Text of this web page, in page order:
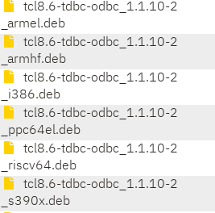
tcl8.6-tdbc-odbc_1.1.10-2
_armel.deb
tcl8.6-tdbc-odbc_1.1.10-2
_armhf.deb
tcl8.6-tdbc-odbc_1.1.10-2
_i386.deb
tcl8.6-tdbc-odbc_1.1.10-2
_ppc64el.deb
tcl8.6-tdbc-odbc_1.1.10-2
_riscv64.deb
tcl8.6-tdbc-odbc_1.1.10-2
_s390x.deb